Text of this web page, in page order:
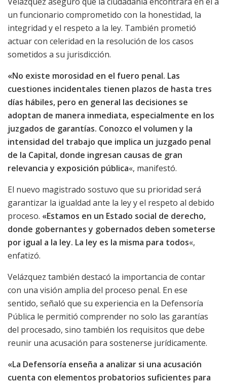
un funcionario comprometido con la honestidad, la
integridad y el respeto a la ley. También prometió
actuar con celeridad en la resolución de los casos
sometidos a su jurisdicción.
«No existe morosidad en el fuero penal. Las
cuestiones incidentales tienen plazos de hasta tres
días hábiles, pero en general las decisiones se
adoptan de manera inmediata, especialmente en los
juzgados de garantías. Conozco el volumen y la
intensidad del trabajo que implica un juzgado penal
de la Capital, donde ingresan causas de gran
relevancia y exposición pública«, manifestó.
El nuevo magistrado sostuvo que su prioridad será
garantizar la igualdad ante la ley y el respeto al debido
proceso. «Estamos en un Estado social de derecho,
donde gobernantes y gobernados deben someterse
por igual a la ley. La ley es la misma para todos«,
enfatizó.
Velázquez también destacó la importancia de contar
con una visión amplia del proceso penal. En ese
sentido, señaló que su experiencia en la Defensoría
Pública le permitió comprender no solo las garantías
del procesado, sino también los requisitos que debe
reunir una acusación para sostenerse jurídicamente.
«La Defensoría enseña a analizar si una acusación
cuenta con elementos probatorios suficientes para